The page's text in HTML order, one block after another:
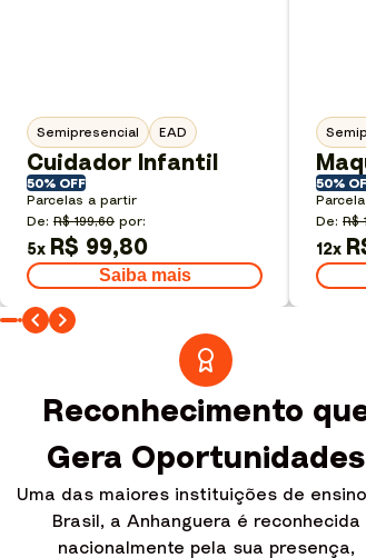
Semipresencial EAD
Cuidador Infantil
50% OFF
Parcelas a partir
De: R$ 199,60 por:
5x R$ 99,80
Saiba mais
50%
De: R$
12x
Reconhecimento
Gera Oportunidades
Uma das maiores instituições de
Brasil, a Anhanguera é reconhecida
nacionalmente pela sua presença,